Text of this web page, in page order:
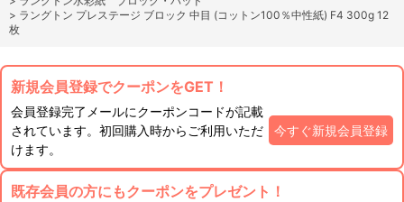
> ラングトン プレステージ ブロック 中目 (コットン100％中性紙) F4 300g 12
枚
新規会員登録でクーポンをGET！
会員登録完了メールにクーポンコードが記載
されています。初回購入時からご利用いただ
けます。
今すぐ新規会員登録
既存会員の方にもクーポンをプレゼント！